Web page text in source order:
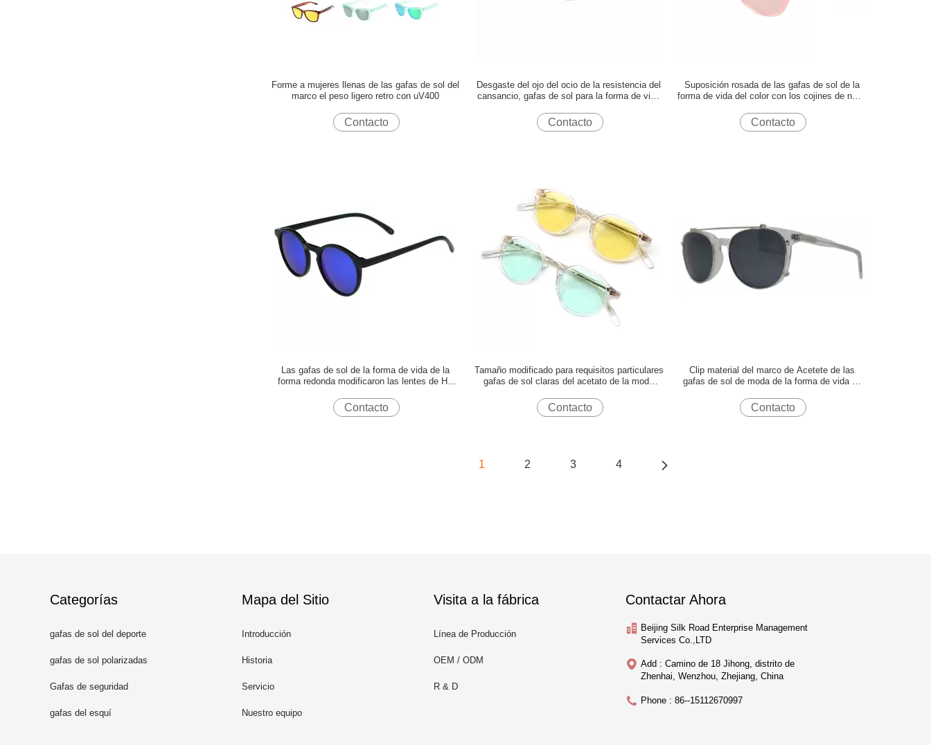
Forme a mujeres llenas de las gafas de sol del
marco el peso ligero retro con uV400
Contacto
Desgaste del ojo del ocio de la resistencia del
cansancio, gafas de sol para la forma de vida
Contacto
Suposición rosada de las gafas de sol de la
forma de vida del color con los cojines de nariz
Contacto
Las gafas de sol de la forma de vida de la
forma redonda modificaron las lentes de Hd
de espejo del logotipo
Contacto
Tamaño modificado para requisitos particulares
gafas de sol claras del acetato de la moda
Contacto
Clip material del marco de Acetete de las
gafas de sol de moda de la forma de vida en
Contacto
1 2 3 4
Categorías
gafas de sol del deporte
gafas de sol polarizadas
Gafas de seguridad
gafas del esquí
Mapa del Sitio
Introducción
Historia
Servicio
Nuestro equipo
Visita a la fábrica
Línea de Producción
OEM / ODM
R & D
Contactar Ahora
Beijing Silk Road Enterprise Management
Services Co.,LTD
Add : Camino de 18 Jihong, distrito de
Zhenhai, Wenzhou, Zhejiang, China
Phone : 86--15112670997